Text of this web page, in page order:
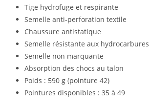
Tige hydrofuge et respirante
Semelle anti-perforation textile
Chaussure antistatique
Semelle résistante aux hydrocarbures
Semelle non marquante
Absorption des chocs au talon
Poids : 590 g (pointure 42)
Pointures disponibles : 35 à 49